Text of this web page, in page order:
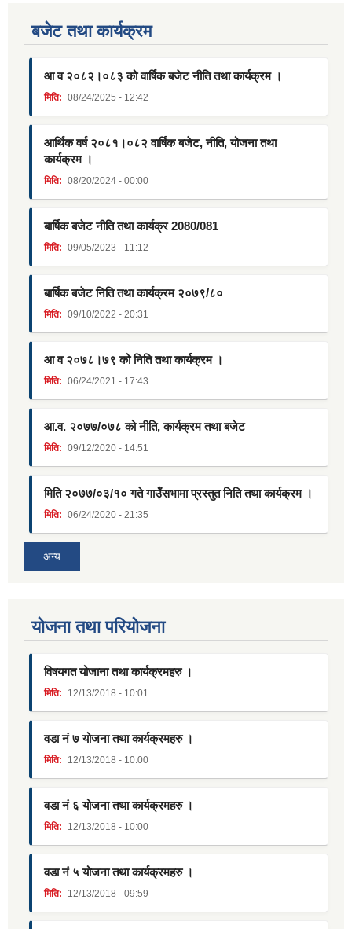
बजेट तथा कार्यक्रम
आ व २०८२।०८३ को वार्षिक बजेट नीति तथा कार्यक्रम ।
मिति: 08/24/2025 - 12:42
आर्थिक वर्ष २०८१।०८२ वार्षिक बजेट, नीति, योजना तथा
कार्यक्रम ।
मिति: 08/20/2024 - 00:00
बार्षिक बजेट नीति तथा कार्यक्र 2080/081
मिति: 09/05/2023 - 11:12
बार्षिक बजेट निति तथा कार्यक्रम २०७९/८०
मिति: 09/10/2022 - 20:31
आ व २०७८।७९ को निति तथा कार्यक्रम ।
मिति: 06/24/2021 - 17:43
आ.व. २०७७/०७८ को नीति, कार्यक्रम तथा बजेट
मिति: 09/12/2020 - 14:51
मिति २०७७/०३/१० गते गाउँसभामा प्रस्तुत निति तथा कार्यक्रम ।
मिति: 06/24/2020 - 21:35
अन्य
याेजना तथा परियाेजना
विषयगत योजाना तथा कार्यक्रमहरु ।
मिति: 12/13/2018 - 10:01
वडा नं ७ योजना तथा कार्यक्रमहरु ।
मिति: 12/13/2018 - 10:00
वडा नं ६ योजना तथा कार्यक्रमहरु ।
मिति: 12/13/2018 - 10:00
वडा नं ५ योजना तथा कार्यक्रमहरु ।
मिति: 12/13/2018 - 09:59